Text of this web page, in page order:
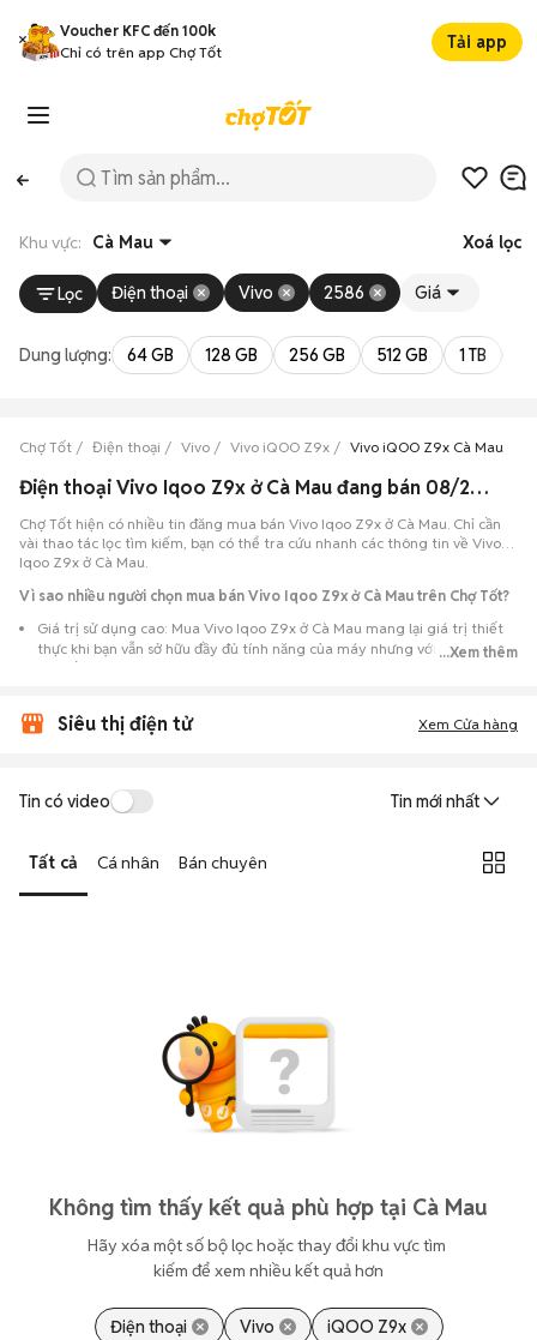
Voucher KFC đến 100k
Chỉ có trên app Chợ Tốt
Tải app
Khu vực: Cà Mau Xoá lọc
Lọc Điện thoại Vivo 2586 Giá
Dung lượng: 64 GB 128 GB 256 GB 512 GB 1 TB
Chợ Tốt Điện thoại Vivo Vivo iQOO Z9x Vivo iQOO Z9x Cà Mau
Điện thoại Vivo Iqoo Z9x ở Cà Mau đang bán 08/2026
Chợ Tốt hiện có nhiều tin đăng mua bán Vivo Iqoo Z9x ở Cà Mau. Chỉ cần
vài thao tác lọc tìm kiếm, bạn có thể tra cứu nhanh các thông tin về Vivo
Iqoo Z9x ở Cà Mau.
Vì sao nhiều người chọn mua bán Vivo Iqoo Z9x ở Cà Mau trên Chợ Tốt?
Giá trị sử dụng cao: Mua Vivo Iqoo Z9x ở Cà Mau mang lại giá trị thiết
thực khi bạn vẫn sở hữu đầy đủ tính năng của máy nhưng với chi phí đầu
tư thấp hơn máy đập hộp.
Z9x ở Cà Mau, đáp ứng từ nhu cầu cần máy đẹp keng đến máy chỉ cần
hoạt động ổn định.
thận, test loa, camera, wifi... để đảm bảo máy không có lỗi phát sinh.
hai bên trao đổi giá cả linh hoạt và có thể chốt giao dịch ngay trong
ngày.
...Xem thêm
Siêu thị điện tử Xem Cửa hàng
Tin có video Tin mới nhất
Tất cả Cá nhân Bán chuyên
Không tìm thấy kết quả phù hợp tại Cà Mau
Hãy xóa một số bộ lọc hoặc thay đổi khu vực tìm
kiếm để xem nhiều kết quả hơn
Điện thoại Vivo iQOO Z9x